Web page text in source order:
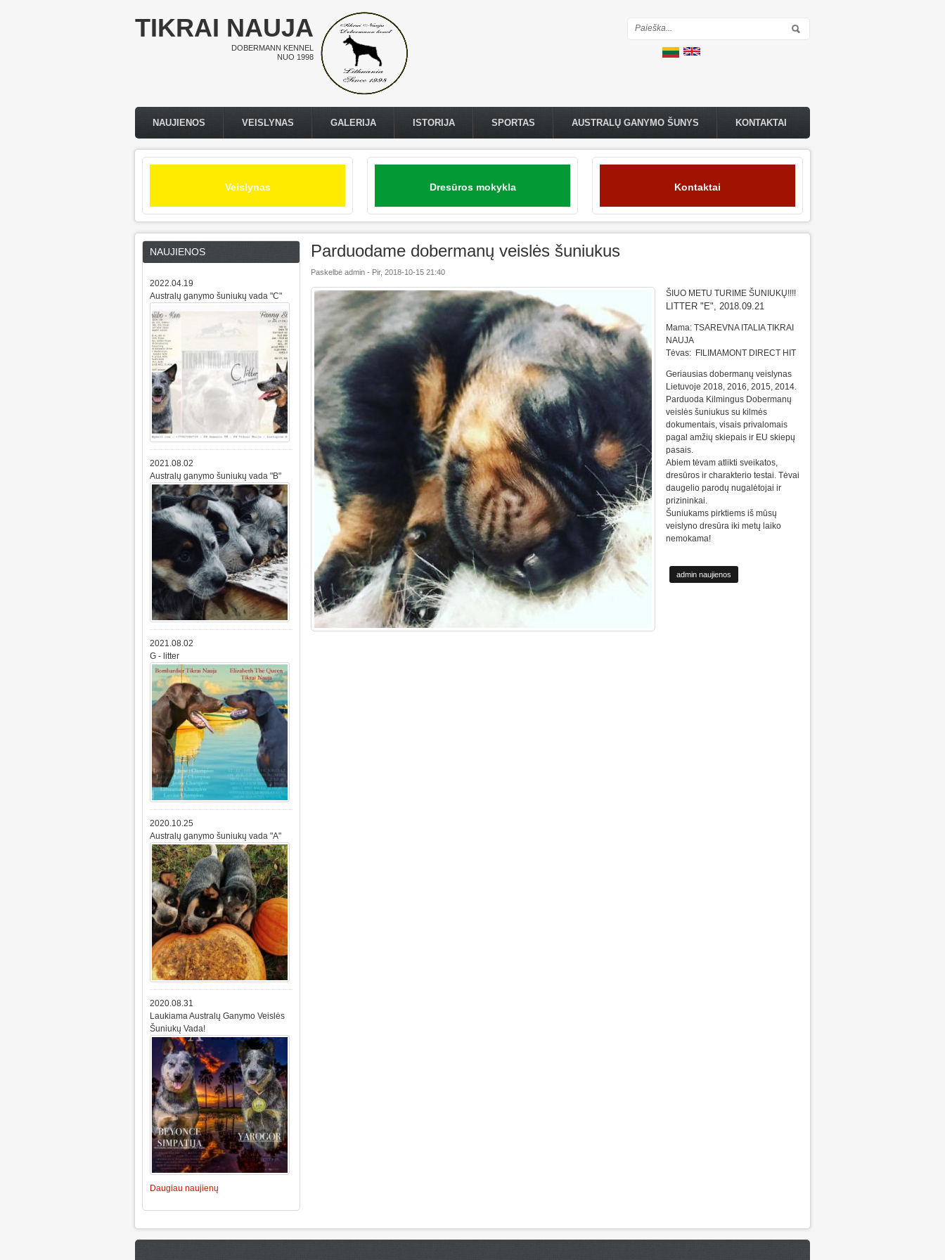
TIKRAI NAUJA
DOBERMANN KENNEL
NUO 1998
Paieškos forma
Pagrindinis meniu
NAUJIENOS VEISLYNAS GALERIJA ISTORIJA SPORTAS AUSTRALŲ GANYMO ŠUNYS KONTAKTAI
Veislynas Dresūros mokykla Kontaktai
Parduodame dobermanų veislės šuniukus
Paskelbė admin - Pir, 2018-10-15 21:40
ŠIUO METU TURIME ŠUNIUKŲ!!!!
LITTER "E", 2018.09.21
Mama: TSAREVNA ITALIA TIKRAI
NAUJA
Tėvas: FILIMAMONT DIRECT HIT
Geriausias dobermanų veislynas
Lietuvoje 2018, 2016, 2015, 2014.
Parduoda Kilmingus Dobermanų
veislės šuniukus su kilmės
dokumentais, visais privalomais
pagal amžių skiepais ir EU skiepų
pasais.
Abiem tėvam atlikti sveikatos,
dresūros ir charakterio testai. Tėvai
daugelio parodų nugalėtojai ir
prizininkai.
Šuniukams pirktiems iš mūsų
veislyno dresūra iki metų laiko
nemokama!
admin naujienos
NAUJIENOS
2022.04.19
Australų ganymo šuniukų vada "C"
2021.08.02
Australų ganymo šuniukų vada "B"
2021.08.02
G - litter
2020.10.25
Australų ganymo šuniukų vada "A"
2020.08.31
Laukiama Australų Ganymo Veislės
Šuniukų Vada!
Daugiau naujienų